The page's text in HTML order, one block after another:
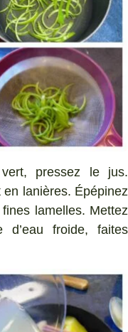
pressez le jus.
lanières. Épépinez
lamelles. Mettez
d’eau froide, faites